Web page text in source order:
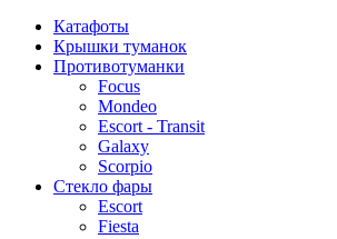
Катафоты
Крышки туманок
Противотуманки
Focus
Mondeo
Escort - Transit
Galaxy
Scorpio
Стекло фары
Escort
Fiesta